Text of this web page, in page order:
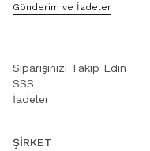
Gönderim ve İadeler
Siparişinizi Takip Edin
SSS
İadeler
ŞIRKET